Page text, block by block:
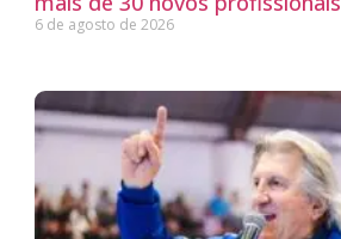
6 de agosto de 2026